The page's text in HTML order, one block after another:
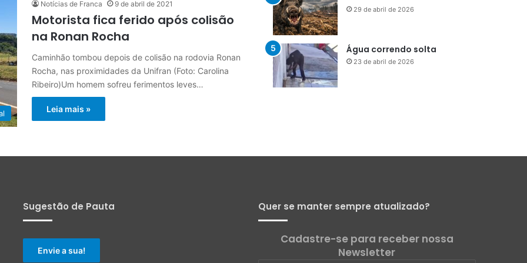
Notícias de Franca 9 de abril de 2021
Motorista fica ferido após colisão
na Ronan Rocha
Caminhão tombou depois de colisão na rodovia Ronan
Rocha, nas proximidades da Unifran (Foto: Carolina
Ribeiro)Um homem sofreu ferimentos leves…
Leia mais »
Menos que silêncio
Já vou ali